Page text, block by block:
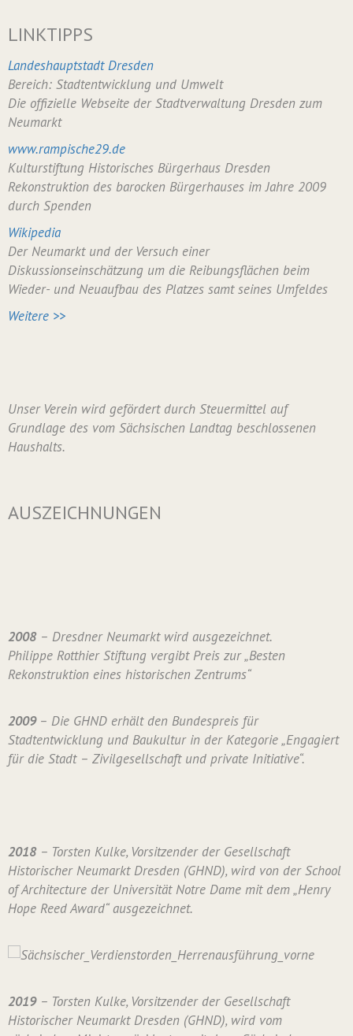
LINKTIPPS
Landeshauptstadt Dresden
Bereich: Stadtentwicklung und Umwelt
Die offizielle Webseite der Stadtverwaltung Dresden zum
Neumarkt
www.rampische29.de
Kulturstiftung Historisches Bürgerhaus Dresden
Rekonstruktion des barocken Bürgerhauses im Jahre 2009
durch Spenden
Wikipedia
Der Neumarkt und der Versuch einer
Diskussionseinschätzung um die Reibungsflächen beim
Wieder- und Neuaufbau des Platzes samt seines Umfeldes
Weitere >>
Unser Verein wird gefördert durch Steuermittel auf
Grundlage des vom Sächsischen Landtag beschlossenen
Haushalts.
AUSZEICHNUNGEN
2008– Dresdner Neumarkt wird ausgezeichnet.
Philippe Rotthier Stiftung vergibt Preis zur „Besten
Rekonstruktion eines historischen Zentrums“
2009 – Die GHND erhält den Bundespreis für
Stadtentwicklung und Baukultur in der Kategorie „Engagiert
für die Stadt – Zivilgesellschaft und private Initiative“.
2018– Torsten Kulke, Vorsitzender der Gesellschaft
Historischer Neumarkt Dresden (GHND), wird von der School
of Architecture der Universität Notre Dame mit dem „Henry
Hope Reed Award“ ausgezeichnet.
2019– Torsten Kulke, Vorsitzender der Gesellschaft
Historischer Neumarkt Dresden (GHND), wird vom